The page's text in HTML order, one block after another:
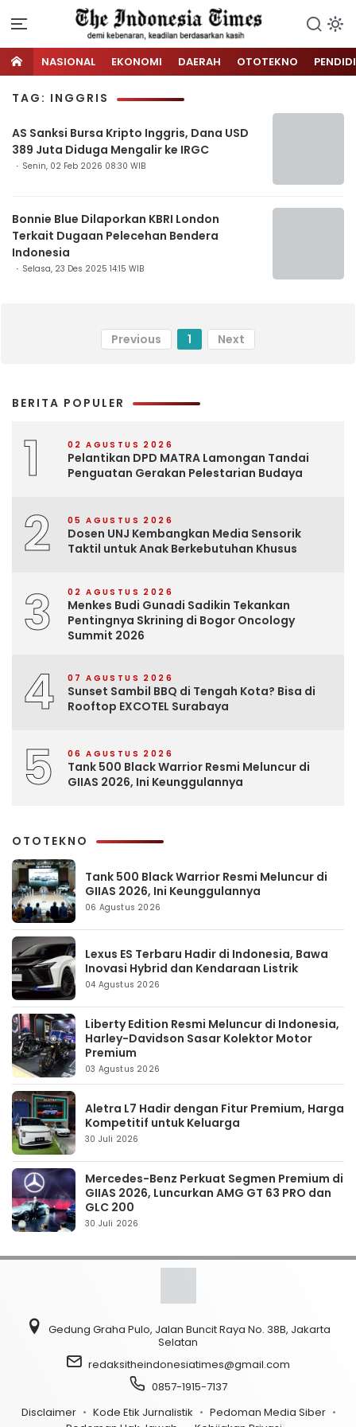
NASIONAL EKONOMI DAERAH OTOTEKNO
TAG: INGGRIS
AS Sanksi Bursa Kripto Inggris, Dana USD
389 Juta Diduga Mengalir ke IRGC
Senin, 02 Feb 2026 08:30 WIB
Bonnie Blue Dilaporkan KBRI London
Terkait Dugaan Pelecehan Bendera
Indonesia
Selasa, 23 Des 2025 14:15 WIB
Previous 1 Next
BERITA POPULER
1 02 AGUSTUS 2026
Pelantikan DPD MATRA Lamongan Tandai
Penguatan Gerakan Pelestarian Budaya
2 05 AGUSTUS 2026
Dosen UNJ Kembangkan Media Sensorik
Taktil untuk Anak Berkebutuhan Khusus
3 02 AGUSTUS 2026
Menkes Budi Gunadi Sadikin Tekankan
Pentingnya Skrining di Bogor Oncology
Summit 2026
4 07 AGUSTUS 2026
Sunset Sambil BBQ di Tengah Kota? Bisa di
Rooftop EXCOTEL Surabaya
5 06 AGUSTUS 2026
Tank 500 Black Warrior Resmi Meluncur di
GIIAS 2026, Ini Keunggulannya
OTOTEKNO
Tank 500 Black Warrior Resmi Meluncur di
GIIAS 2026, Ini Keunggulannya
06 Agustus 2026
Lexus ES Terbaru Hadir di Indonesia, Bawa
Inovasi Hybrid dan Kendaraan Listrik
04 Agustus 2026
Liberty Edition Resmi Meluncur di Indonesia,
Harley-Davidson Sasar Kolektor Motor
Premium
03 Agustus 2026
Aletra L7 Hadir dengan Fitur Premium, Harga
Kompetitif untuk Keluarga
30 Juli 2026
Mercedes-Benz Perkuat Segmen Premium di
GIIAS 2026, Luncurkan AMG GT 63 PRO dan
GLC 200
30 Juli 2026
Gedung Graha Pulo, Jalan Buncit Raya No. 38B, Jakarta
Selatan
redaksitheindonesiatimes@gmail.com
0857-1915-7137
Disclaimer
Kode Etik Jurnalistik
Pedoman Media Siber